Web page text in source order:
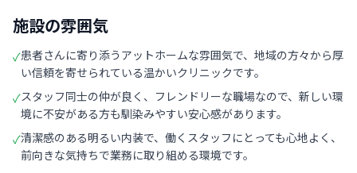
施設の雰囲気
✓患者さんに寄り添うアットホームな雰囲気で、地域の方々から厚
い信頼を寄せられている温かいクリニックです。
✓スタッフ同士の仲が良く、フレンドリーな職場なので、新しい環
境に不安がある方も馴染みやすい安心感があります。
✓清潔感のある明るい内装で、働くスタッフにとっても心地よく、
前向きな気持ちで業務に取り組める環境です。